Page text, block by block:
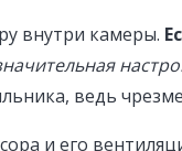
внутри камеры.
ведь
и его